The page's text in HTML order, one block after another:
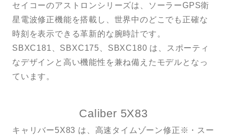
セイコーのアストロンシリーズは、ソーラーGPS衛
星電波修正機能を搭載し、世界中のどこでも正確な
時刻を表示できる革新的な腕時計です。
SBXC181、SBXC175、SBXC180 は、スポーティ
なデザインと高い機能性を兼ね備えたモデルとなっ
ています。
Caliber 5X83
キャリバー5X83 は、高速タイムゾーン修正※・スー